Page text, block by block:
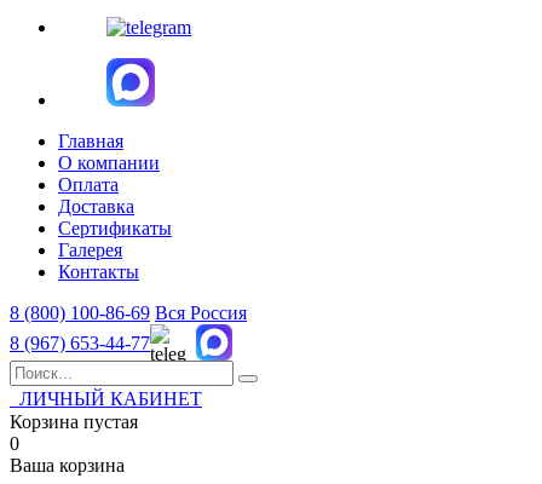
Главная
О компании
Оплата
Доставка
Сертификаты
Галерея
Контакты
8 (800) 100-86-69 Вся Россия
8 (967) 653-44-77
ЛИЧНЫЙ КАБИНЕТ
Корзина пустая
0
Ваша корзина